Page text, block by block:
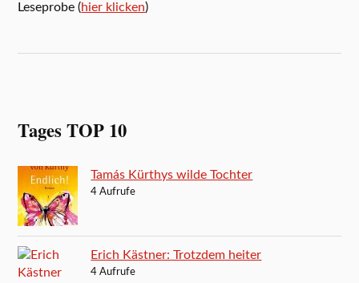
Leseprobe (hier klicken)
Tages TOP 10
Tamás Kürthys wilde Tochter
4 Aufrufe
Erich Kästner: Trotzdem heiter
4 Aufrufe